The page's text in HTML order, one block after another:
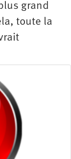
grand
toute la